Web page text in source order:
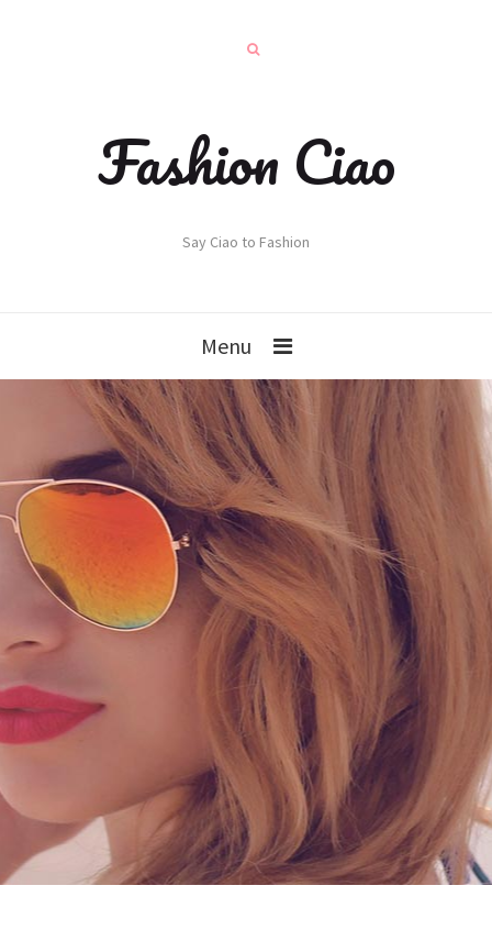
Fashion Ciao
Say Ciao to Fashion
Menu